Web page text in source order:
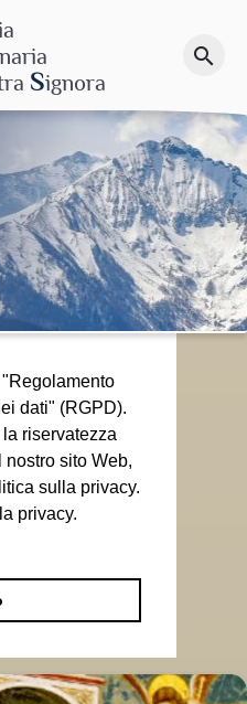
Signora
search
dati" (RGPD).
riservatezza
sito Web,
sulla privacy.
privacy.